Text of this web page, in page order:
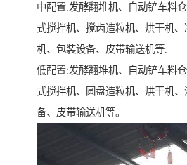
中配置:发酵翻堆机、自动铲车料
式搅拌机、搅齿造粒机、烘干机
机、包装设备、皮带输送机等.
低配置:发酵翻堆机、自动铲车料
式搅拌机、圆盘造粒机、烘干机
备、皮带输送机等。